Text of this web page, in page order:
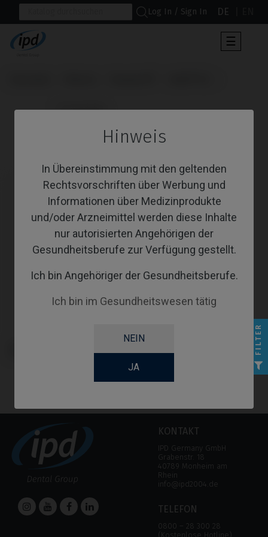
Hinweis
In Übereinstimmung mit den geltenden
Rechtsvorschriften über Werbung und
Informationen über Medizinprodukte
und/oder Arzneimittel werden diese Inhalte
nur autorisierten Angehörigen der
Gesundheitsberufe zur Verfügung gestellt.
Ich bin Angehöriger der Gesundheitsberufe.
Ich bin im Gesundheitswesen tätig
NEIN
JA
Log In / Sign In DE
der
☰
                      Scanbodies
KONTAKT
IPD Germany GmbH
Grabenstr. 18
40789 Monheim am
Rhein
info@ipd2004.de
TELEFON
0800 – 28 300 28
(Kostenlose Hotline)
FILTER